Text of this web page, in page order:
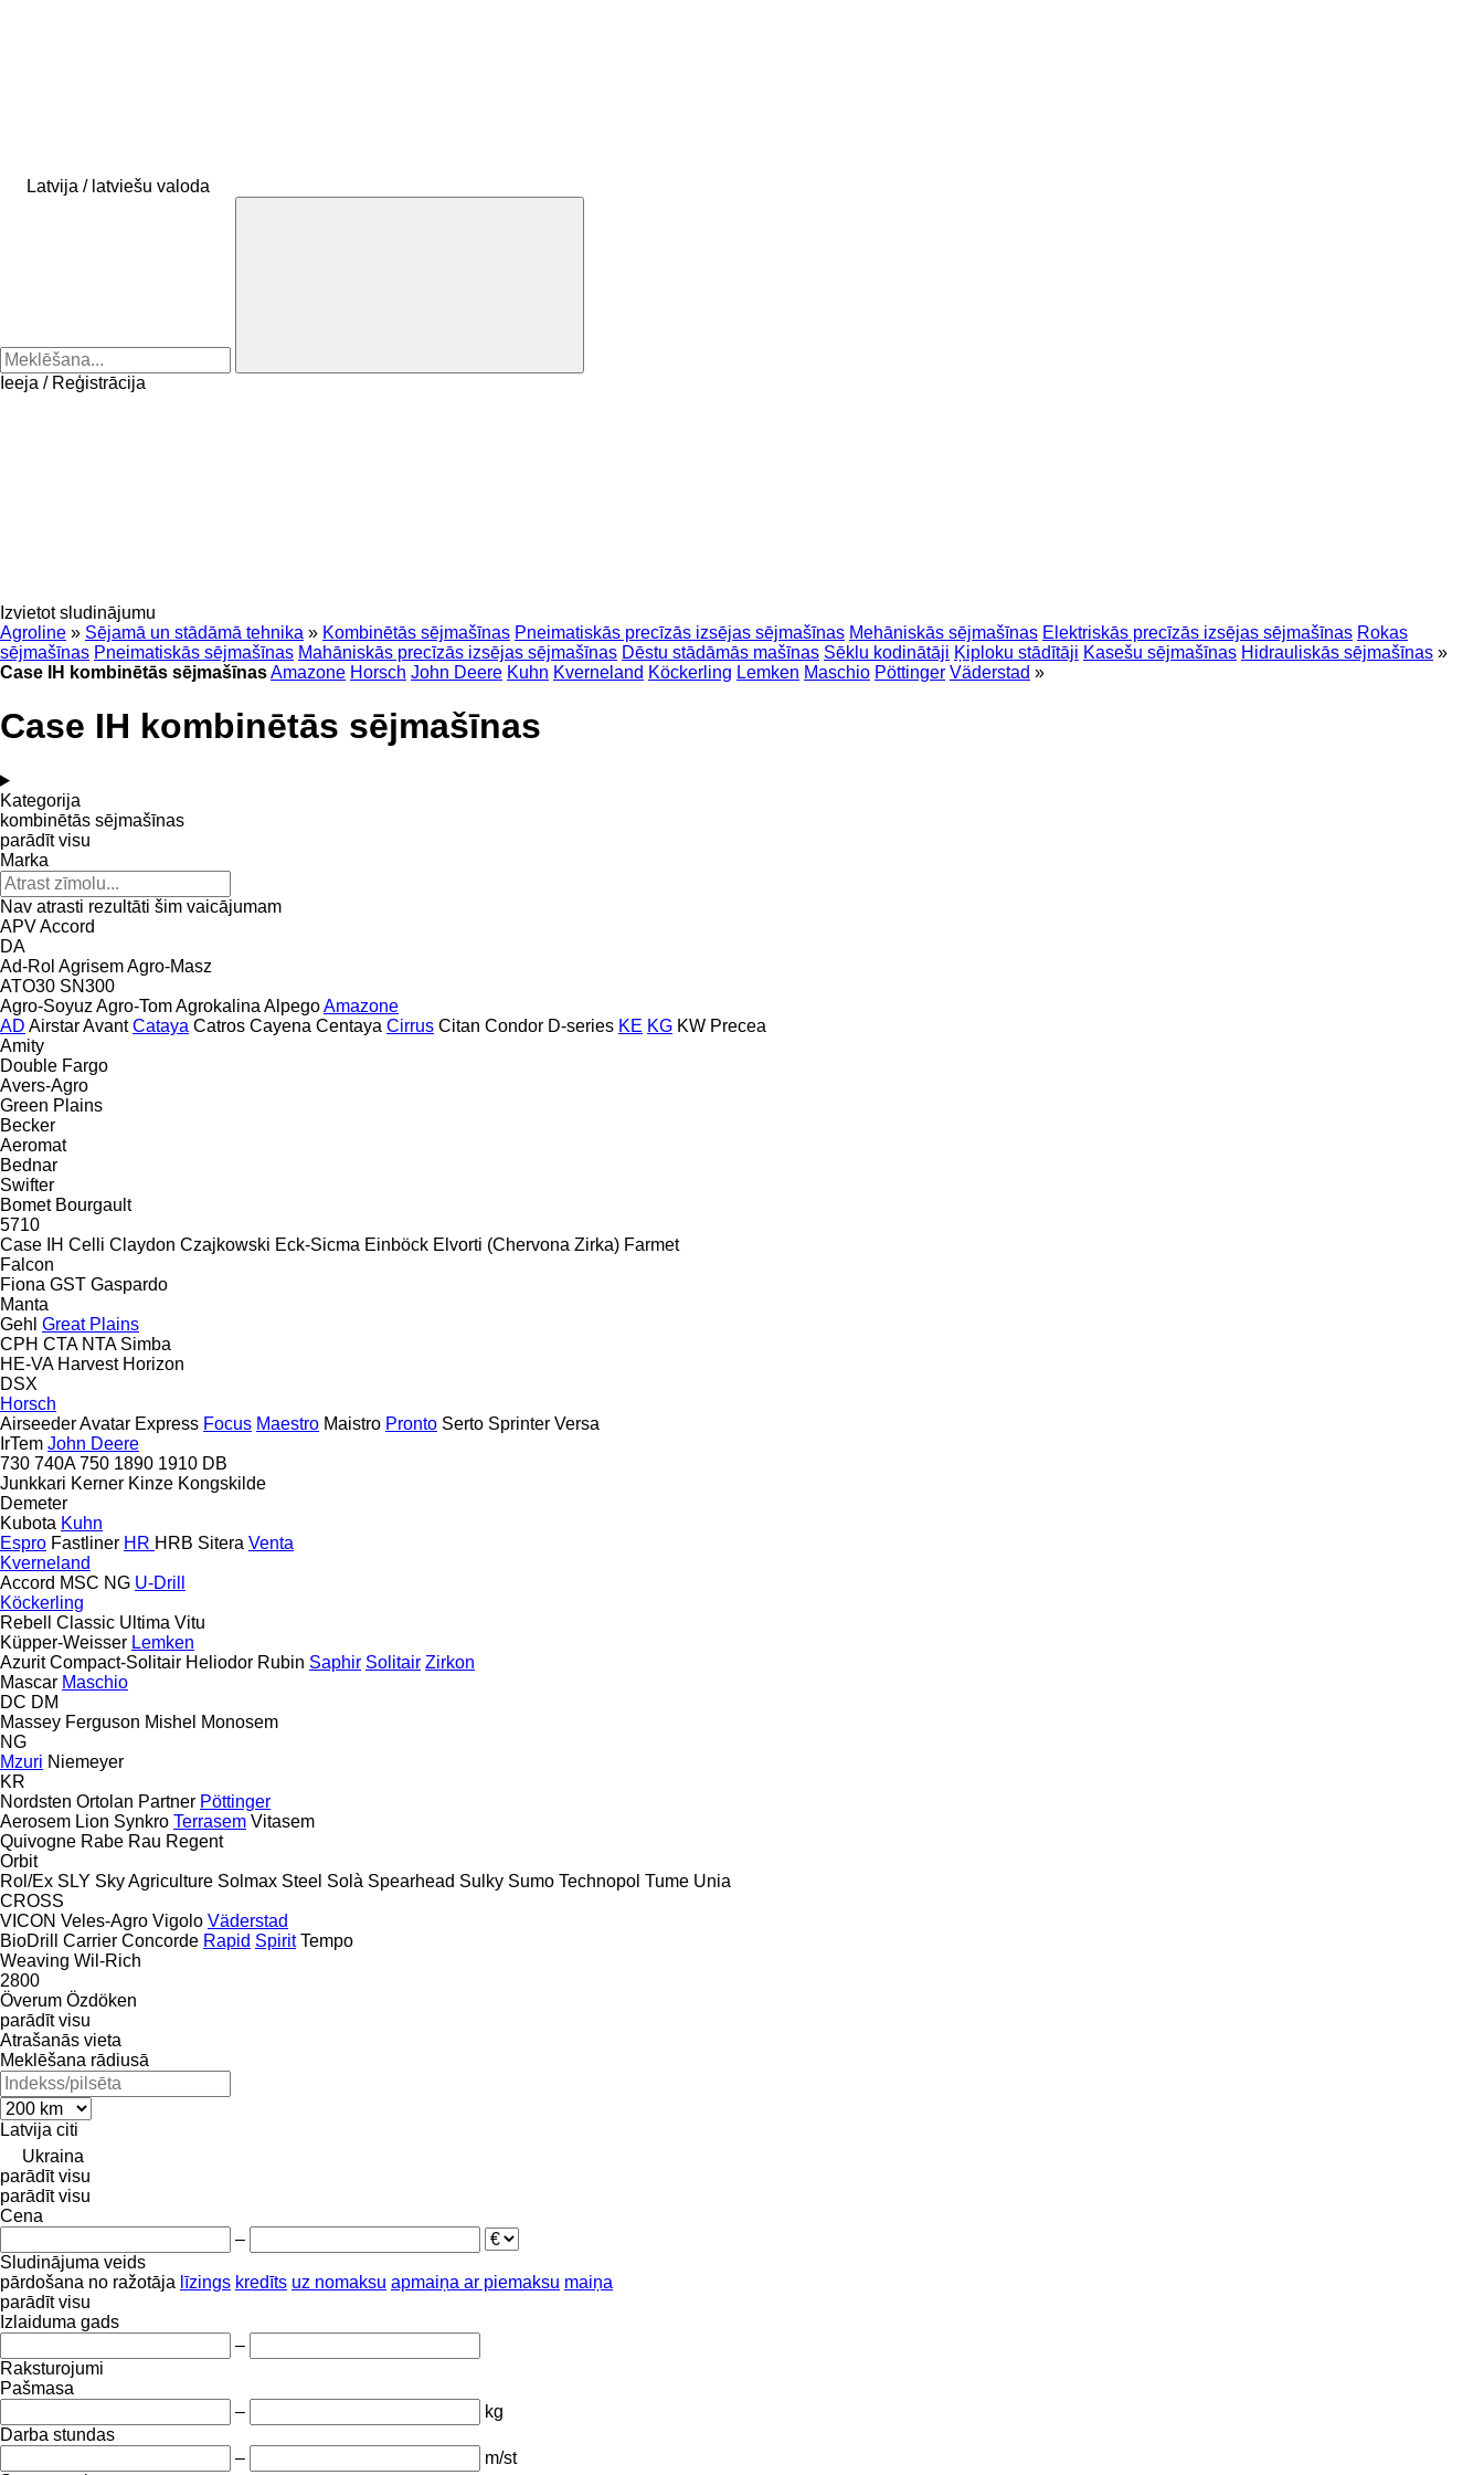
Latvija / latviešu valoda
Ieeja / Reģistrācija
Izvietot sludinājumu
Agroline » Sējamā un stādāmā tehnika » Kombinētās sējmašīnas Pneimatiskās precīzās izsējas sējmašīnas Mehāniskās sējmašīnas Elektriskās precīzās izsējas sējmašīnas Rokas
sējmašīnas Pneimatiskās sējmašīnas Mahāniskās precīzās izsējas sējmašīnas Dēstu stādāmās mašīnas Sēklu kodinātāji Ķiploku stādītāji Kasešu sējmašīnas Hidrauliskās sējmašīnas »
Case IH kombinētās sējmašīnasAmazone Horsch John Deere Kuhn Kverneland Köckerling Lemken Maschio Pöttinger Väderstad »
Case IH kombinētās sējmašīnas
Kategorija
kombinētās sējmašīnas
parādīt visu
Marka
Nav atrasti rezultāti šim vaicājumam
APVAccord
DA
Ad-Rol AgrisemAgro-Masz
ATO30 SN300
Agro-Soyuz Agro-TomAgrokalina AlpegoAmazone
AD AirstarAvant Cataya Catros Cayena Centaya Cirrus Citan Condor D-series KE KG KW Precea
Amity
Double Fargo
Avers-Agro
Green Plains
Becker
Aeromat
Bednar
Swifter
Bomet Bourgault
5710
Case IH Celli Claydon Czajkowski Eck-Sicma Einböck Elvorti (Chervona Zirka) Farmet
Falcon
Fiona GST Gaspardo
Manta
Gehl Great Plains
CPH CTA NTA Simba
HE-VA Harvest Horizon
DSX
Horsch
AirseederAvatar Express Focus Maestro Maistro Pronto Serto Sprinter Versa
IrTem John Deere
730 740A 750 1890 1910 DB
Junkkari Kerner Kinze Kongskilde
Demeter
Kubota Kuhn
Espro Fastliner HR HRB Sitera Venta
Kverneland
Accord MSC NG U-Drill
Köckerling
Rebell Classic Ultima Vitu
Küpper-Weisser Lemken
Azurit Compact-Solitair Heliodor Rubin Saphir Solitair Zirkon
Mascar Maschio
DC DM
Massey Ferguson Mishel Monosem
NG
Mzuri Niemeyer
KR
Nordsten Ortolan Partner Pöttinger
Aerosem Lion Synkro Terrasem Vitasem
Quivogne Rabe Rau Regent
Orbit
Rol/Ex SLY Sky Agriculture Solmax Steel Solà Spearhead Sulky Sumo Technopol Tume Unia
CROSS
VICON Veles-Agro Vigolo Väderstad
BioDrill
Carrier Concorde Rapid Spirit Tempo
Weaving Wil-Rich
2800
Överum Özdöken
parādīt visu
Atrašanās vieta
Meklēšana rādiusā
Latvija citi
Ukraina
parādīt visu
parādīt visu
Cena
–
Sludinājuma veids
pārdošana no ražotāja līzings kredīts uz nomaksu apmaiņa ar piemaksu maiņa
parādīt visu
Izlaiduma gads
–
Raksturojumi
Pašmasa
–
kg
Darba stundas
–
m/st